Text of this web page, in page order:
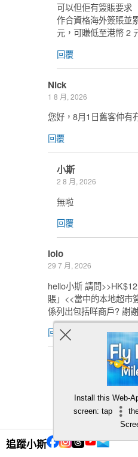
追蹤小斯
可以但佢有簽賬要求
作合資格海外簽賬並
元，可賺低至港幣 2
回覆
Nick
1 8 月, 2026
您好，8月1日舊客仲有
回覆
小斯
2 8 月, 2026
無啦
回覆
lolo
29 7 月, 2026
hello小斯 請問
賬」<<當中的本地超市
係列出包括咩商戶? 謝
回覆
Φ 「其他指定簽賬
類為何，附有正式
會被計算為此類別之
本地超市簽賬、ii）
iv）繳付租金／物業
Install this Web-
screen: tap